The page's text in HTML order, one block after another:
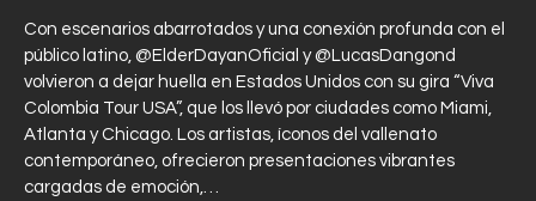
Con escenarios abarrotados y una conexión profunda con el
público latino, @ElderDayanOficial y @LucasDangond
volvieron a dejar huella en Estados Unidos con su gira “Viva
Colombia Tour USA”, que los llevó por ciudades como Miami,
Atlanta y Chicago. Los artistas, íconos del vallenato
contemporáneo, ofrecieron presentaciones vibrantes
cargadas de emoción,…